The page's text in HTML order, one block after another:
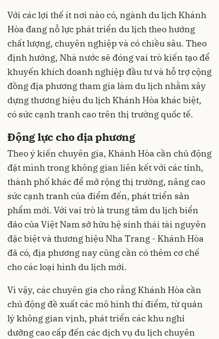
Với các lợi thế ít nơi nào có, ngành du lịch Khánh
Hòa đang nỗ lực phát triển du lịch theo hướng
chất lượng, chuyên nghiệp và có chiều sâu. Theo
định hướng, Nhà nước sẽ đóng vai trò kiến tạo để
khuyến khích doanh nghiệp đầu tư và hỗ trợ cộng
đồng địa phương tham gia làm du lịch nhằm xây
dựng thương hiệu du lịch Khánh Hòa khác biệt,
có sức cạnh tranh cao trên thị trường quốc tế.
Động lực cho địa phương
Theo ý kiến chuyên gia, Khánh Hòa cần chủ động
đặt mình trong không gian liên kết với các tỉnh,
thành phố khác để mở rộng thị trường, nâng cao
sức cạnh tranh của điểm đến, phát triển sản
phẩm mới. Với vai trò là trung tâm du lịch biển
đảo của Việt Nam sở hữu hệ sinh thái tài nguyên
đặc biệt và thương hiệu Nha Trang - Khánh Hòa
đã có, địa phương nay cũng cần có thêm cơ chế
cho các loại hình du lịch mới.
Vì vậy, các chuyên gia cho rằng Khánh Hòa cần
chủ động đề xuất các mô hình thí điểm, từ quản
lý không gian vịnh, phát triển các khu nghỉ
dưỡng cao cấp đến các dịch vụ du lịch chuyên